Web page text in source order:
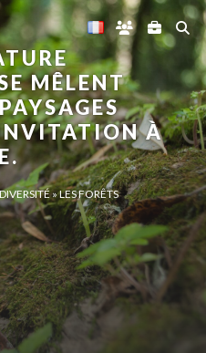
MÊLENT
À
»LES FORÊTS